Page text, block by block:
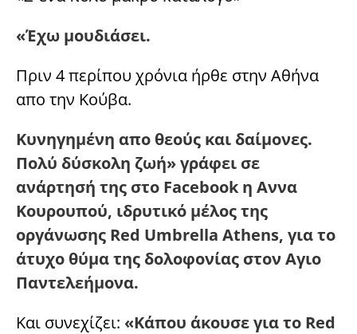
«Έχω μουδιάσει.
Πριν 4 περίπου χρόνια ήρθε στην Αθήνα
απο την Κούβα.
Κυνηγημένη απο θεούς και δαίμονες.
Πολύ δύσκολη ζωή» γράφει σε
ανάρτησή της στο Facebook η Αννα
Κουρουπού, ιδρυτικό μέλος της
οργάνωσης Red Umbrella Athens, για το
άτυχο θύμα της δολοφονίας στον Αγιο
Παντελεήμονα.
Και συνεχίζει: «Κάπου άκουσε για το Red